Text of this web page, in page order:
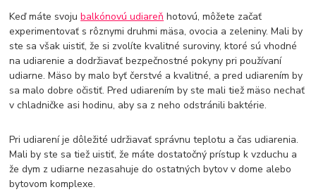
Keď máte svojubalkónovú udiareň hotovú, môžete začať
experimentovať s rôznymi druhmi mäsa, ovocia a zeleniny. Mali by
ste sa však uistiť, že si zvolíte kvalitné suroviny, ktoré sú vhodné
na udiarenie a dodržiavať bezpečnostné pokyny pri používaní
udiarne. Mäso by malo byť čerstvé a kvalitné, a pred udiarením by
sa malo dobre očistiť. Pred udiarením by ste mali tiež mäso nechať
v chladničke asi hodinu, aby sa z neho odstránili baktérie.
Pri udiarení je dôležité udržiavať správnu teplotu a čas udiarenia.
Mali by ste sa tiež uistiť, že máte dostatočný prístup k vzduchu a
že dym z udiarne nezasahuje do ostatných bytov v dome alebo
bytovom komplexe.